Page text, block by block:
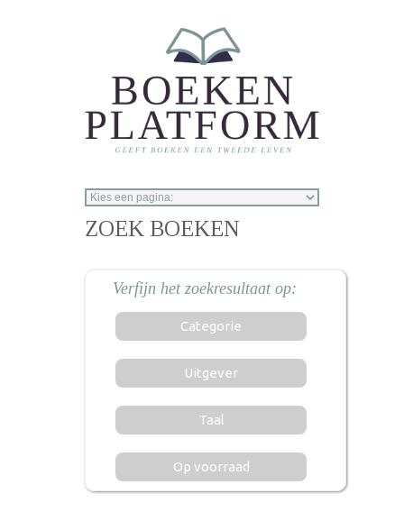
ZOEK BOEKEN
Categorie
Uitgever
Taal
Op voorraad